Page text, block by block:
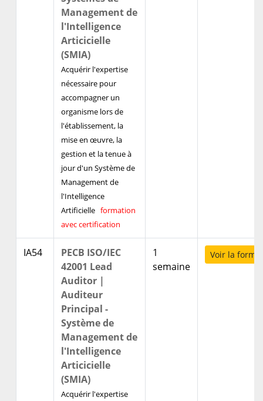
Management de
l'Intelligence
Articicielle
(SMIA)
Acquérir l'expertise
nécessaire pour
accompagner un
organisme lors de
l'établissement, la
mise en œuvre, la
gestion et la tenue à
jour d'un Système de
Management de
l'Intelligence
Artificielle formation
avec certification
IA54
PECB ISO/IEC
42001 Lead
Auditor |
Auditeur
Principal -
Système de
Management de
l'Intelligence
Articicielle
(SMIA)
Acquérir l'expertise
1
semaine
Voir la